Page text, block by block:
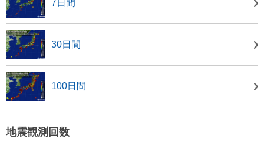
7日間
30日間
100日間
地震観測回数